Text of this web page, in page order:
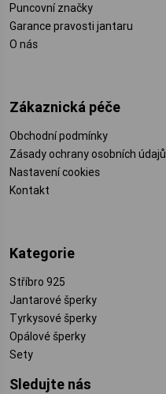
Puncovní značky
Garance pravosti jantaru
O nás
Zákaznická péče
Obchodní podmínky
Zásady ochrany osobních údajů
Nastavení cookies
Kontakt
Kategorie
Stříbro 925
Jantarové šperky
Tyrkysové šperky
Opálové šperky
Sety
Sledujte nás